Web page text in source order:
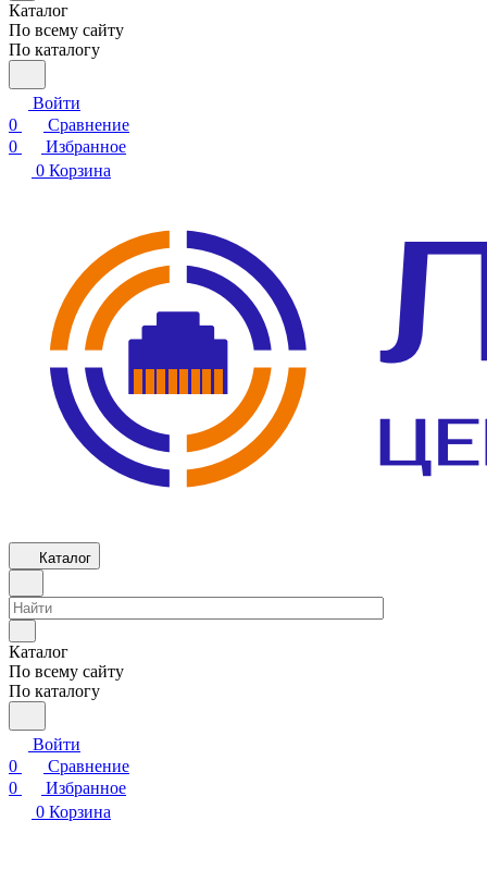
Каталог
По всему сайту
По каталогу
Войти
0
Сравнение
0
Избранное
0 Корзина
Каталог
Каталог
По всему сайту
По каталогу
Войти
0
Сравнение
0
Избранное
0 Корзина